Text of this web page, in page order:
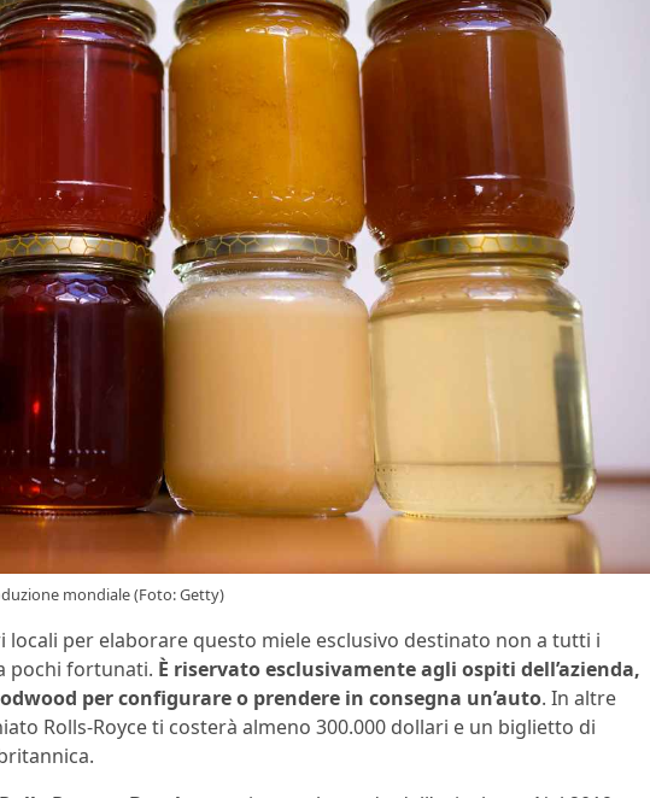
mondiale (Foto: Getty)
locali per elaborare questo miele esclusivo destinato non a tutti i
pochi fortunati. È riservato esclusivamente agli ospiti dell’azienda,
per configurare o prendere in consegna un’auto. In altre
Rolls-Royce ti costerà almeno 300.000 dollari e un biglietto di